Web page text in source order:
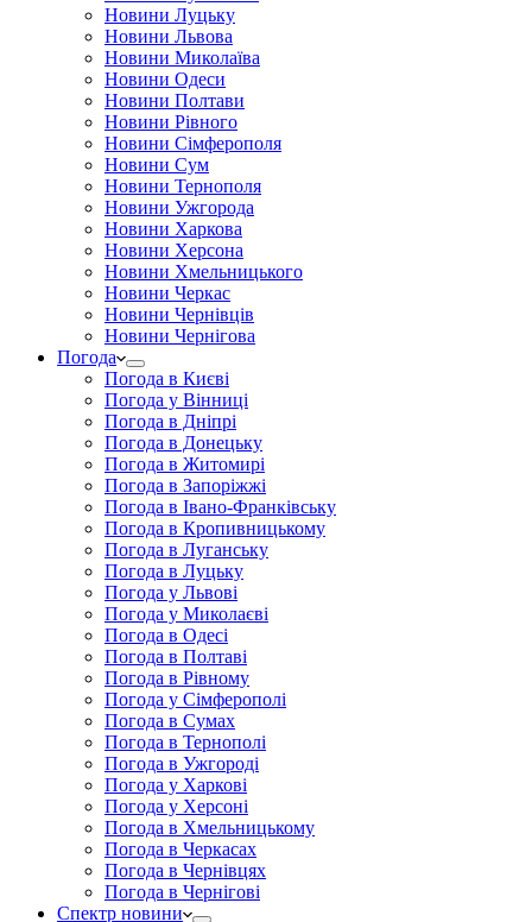
Новини Луцьку
Новини Львова
Новини Миколаїва
Новини Одеси
Новини Полтави
Новини Рівного
Новини Сімферополя
Новини Сум
Новини Тернополя
Новини Ужгорода
Новини Харкова
Новини Херсона
Новини Хмельницького
Новини Черкас
Новини Чернівців
Новини Чернігова
Погода
Погода в Києві
Погода у Вінниці
Погода в Дніпрі
Погода в Донецьку
Погода в Житомирі
Погода в Запоріжжі
Погода в Івано-Франківську
Погода в Кропивницькому
Погода в Луганську
Погода в Луцьку
Погода у Львові
Погода у Миколаєві
Погода в Одесі
Погода в Полтаві
Погода в Рівному
Погода у Сімферополі
Погода в Сумах
Погода в Тернополі
Погода в Ужгороді
Погода у Харкові
Погода у Херсоні
Погода в Хмельницькому
Погода в Черкасах
Погода в Чернівцях
Погода в Чернігові
Спектр новини